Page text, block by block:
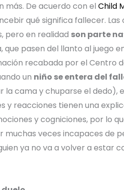
más. De acuerdo con el Child
qué significa fallecer.
pero en realidad son parte
pasen del llanto al juego
recabada por el Centro
un niño se entera del
cama y chuparse el dedo),
y reacciones tienen una
y cogniciones, por lo
muchas veces incapaces de
ya no va a volver a estar